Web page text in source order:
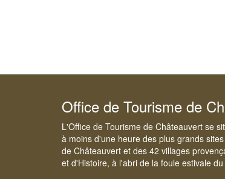
Office de Tourisme de
L'Office de Tourisme de Châteauvert se
à moins d'une heure des plus grands
de Châteauvert et des 42 villages
et d'Histoire, à l'abri de la foule estivale